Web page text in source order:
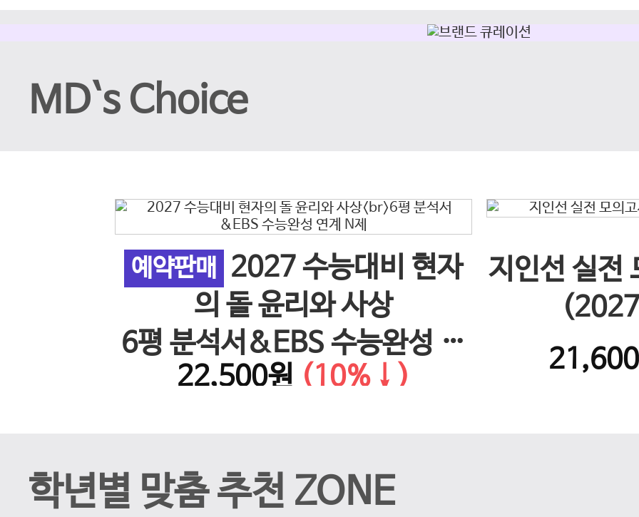
MD`s Choice
예약판매
2027 수능대비 현자
의 돌 윤리와 사상
6평 분석서&EBS 수능완성 연
계 N제
22,500원 (10%↓)
지인선 실전
학년별 맞춤 추천 ZONE